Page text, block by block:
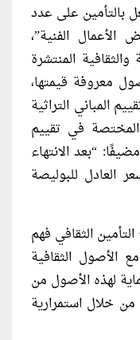
بالتأمين على عدد
الأعمال الفنية”،
المنتشرة
معروفة قيمتها،
التراثية
المختصة في تقييم
“بعد الانتهاء
العادل للبوليصة
الثقافي فهم
الأصول الثقافية
لهذه الأصول من
من خلال استمرارية